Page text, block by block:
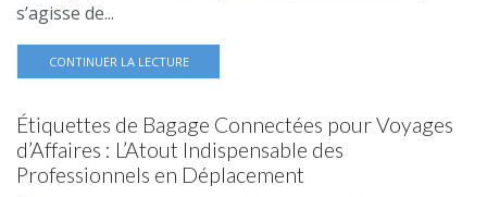
s’agisse de...
CONTINUER LA LECTURE
Étiquettes de Bagage Connectées pour Voyages
d’Affaires : L’Atout Indispensable des
Professionnels en Déplacement